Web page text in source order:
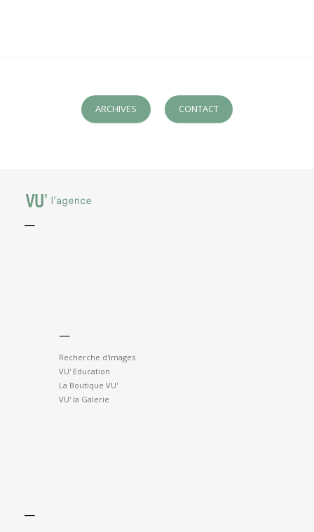
ARCHIVES CONTACT
—
—
Recherche d'images
VU' Education
La Boutique VU'
VU' la Galerie
—